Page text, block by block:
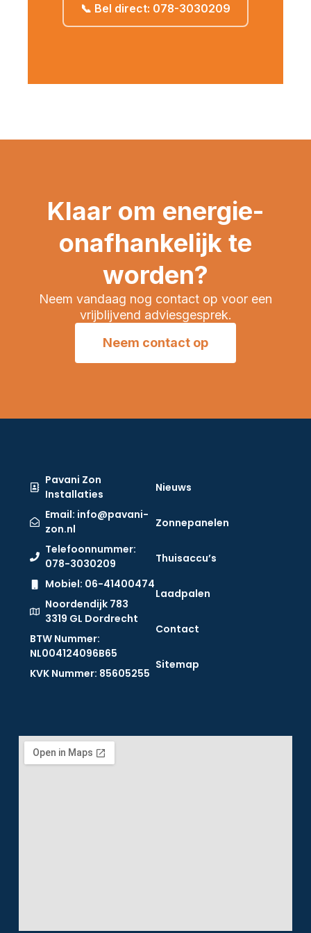
📞 Bel direct: 078-3030209
Klaar om energie-
onafhankelijk te
worden?
Neem vandaag nog contact op voor een
vrijblijvend adviesgesprek.
Neem contact op
Pavani Zon
Installaties
Email: info@pavani-
zon.nl
Telefoonnummer:
078-3030209
Mobiel: 06-41400474
Noordendijk 783
3319 GL Dordrecht
BTW Nummer:
NL004124096B65​
KVK Nummer: 85605255​
Nieuws
Zonnepanelen
Thuisaccu’s
Laadpalen
Contact
Sitemap